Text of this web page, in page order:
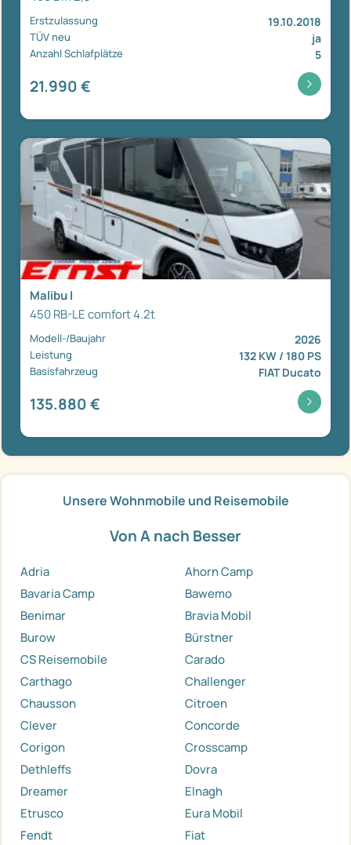
Erstzulassung 19.10.2018
TÜV neu ja
Anzahl Schlafplätze 5
21.990 €
Malibu I
450 RB-LE comfort 4.2t
Modell-/Baujahr 2026
Leistung 132 KW / 180 PS
Basisfahrzeug FIAT Ducato
135.880 €
Unsere Wohnmobile und Reisemobile
Von A nach Besser
Adria
Ahorn Camp
Bavaria Camp
Bawemo
Benimar
Bravia Mobil
Burow
Bürstner
CS Reisemobile
Carado
Carthago
Challenger
Chausson
Citroen
Clever
Concorde
Corigon
Crosscamp
Dethleffs
Dovra
Dreamer
Elnagh
Etrusco
Eura Mobil
Fendt
Fiat